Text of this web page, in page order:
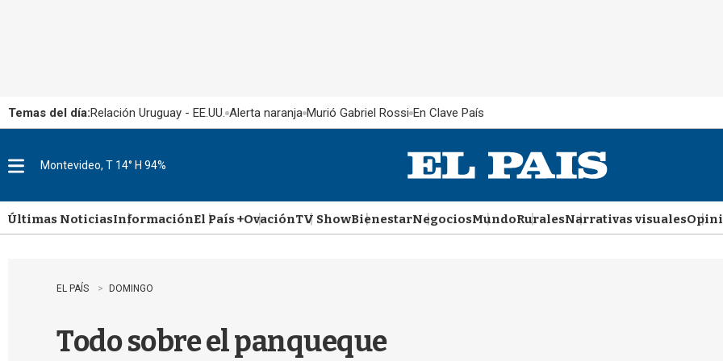
Temas del día:Relación Uruguay - EE.UU. Alerta naranja Murió Gabriel Rossi En Clave País
u
Montevideo, T 14° H 94%
Últimas NoticiasInformaciónEl País +OvaciónTV ShowBienestarNegociosMundoRuralesNarrativas visuales
EL PAÍS DOMINGO
Todo sobre el panqueque